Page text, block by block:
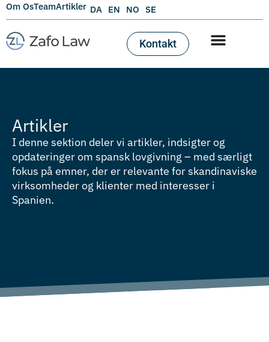
Om OsTeamArtikler DA EN NO SE
Kontakt
Artikler
I denne sektion deler vi artikler, indsigter og
opdateringer om spansk lovgivning – med særligt
fokus på emner, der er relevante for skandinaviske
virksomheder og klienter med interesser i
Spanien.